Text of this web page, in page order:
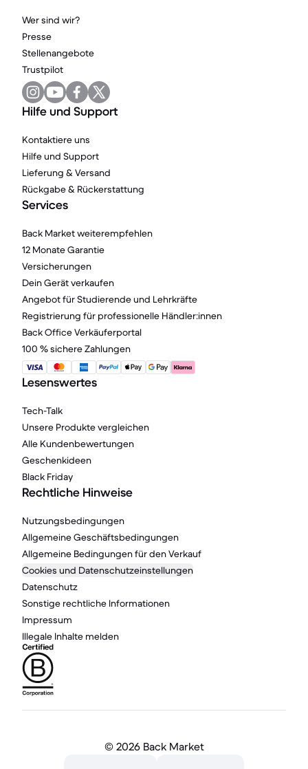
Wer sind wir?
Presse
Stellenangebote
Trustpilot
Hilfe und Support
Kontaktiere uns
Hilfe und Support
Lieferung & Versand
Rückgabe & Rückerstattung
Services
Back Market weiterempfehlen
12 Monate Garantie
Versicherungen
Dein Gerät verkaufen
Angebot für Studierende und Lehrkräfte
Registrierung für professionelle Händler:innen
Back Office Verkäuferportal
100 % sichere Zahlungen
Lesenswertes
Tech-Talk
Unsere Produkte vergleichen
Alle Kundenbewertungen
Geschenkideen
Black Friday
Rechtliche Hinweise
Nutzungsbedingungen
Allgemeine Geschäftsbedingungen
Allgemeine Bedingungen für den Verkauf
Cookies und Datenschutzeinstellungen
Datenschutz
Sonstige rechtliche Informationen
Impressum
Illegale Inhalte melden
© 2026 Back Market